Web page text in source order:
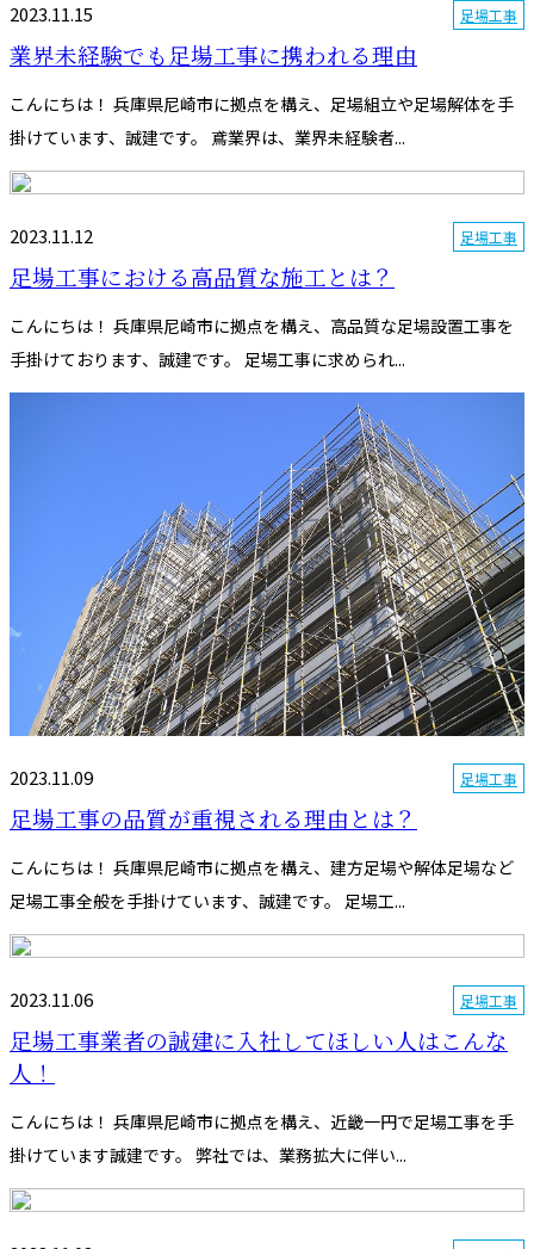
2023.11.15 足場工事
業界未経験でも足場工事に携われる理由
こんにちは！ 兵庫県尼崎市に拠点を構え、足場組立や足場解体を手
掛けています、誠建です。 鳶業界は、業界未経験者...
2023.11.12 足場工事
足場工事における高品質な施工とは？
こんにちは！ 兵庫県尼崎市に拠点を構え、高品質な足場設置工事を
手掛けております、誠建です。 足場工事に求められ...
2023.11.09 足場工事
足場工事の品質が重視される理由とは？
こんにちは！ 兵庫県尼崎市に拠点を構え、建方足場や解体足場など
足場工事全般を手掛けています、誠建です。 足場工...
2023.11.06 足場工事
足場工事業者の誠建に入社してほしい人はこんな
人！
こんにちは！ 兵庫県尼崎市に拠点を構え、近畿一円で足場工事を手
掛けています誠建です。 弊社では、業務拡大に伴い...